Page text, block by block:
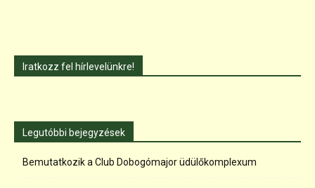
Iratkozz fel hírlevelünkre!
Legutóbbi bejegyzések
Bemutatkozik a Club Dobogómajor üdülőkomplexum